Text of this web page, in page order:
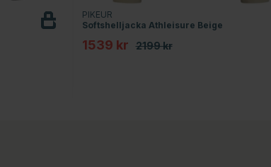
PIKEUR
Softshelljacka Athleisure Beige
1539 kr 2199 kr